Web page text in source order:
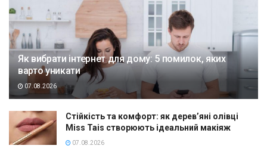
Як вибрати інтернет для дому: 5 помилок, яких
варто уникати
07.08.2026
Стійкість та комфорт: як дерев’яні олівці
Miss Tais створюють ідеальний макіяж
07.08.2026